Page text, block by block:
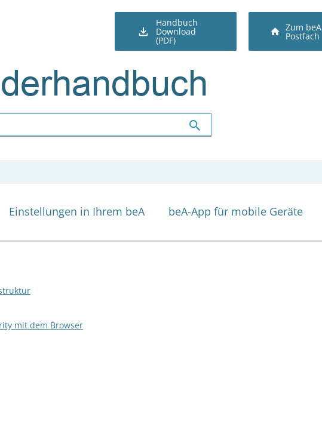
Handbuch
Download
(PDF)
Zum beA
Postfach
Einstellungen in Ihrem beA beA-App für mobile Geräte
mit dem Browser